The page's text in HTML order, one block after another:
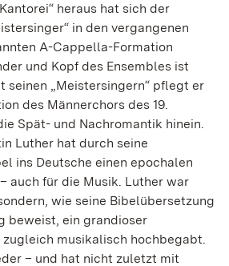
heraus hat sich der
in den vergangenen
A-Cappella-Formation
und Kopf des Ensembles ist
seinen „Meistersingern“ pflegt er
des Männerchors des 19.
Spät- und Nachromantik hinein.
Luther hat durch seine
ins Deutsche einen epochalen
auch für die Musik. Luther war
wie seine Bibelübersetzung
beweist, ein grandioser
musikalisch hochbegabt.
– und hat nicht zuletzt mit